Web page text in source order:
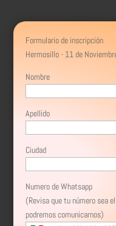
Formulario de inscripción
Hermosillo - 11 de
Nombre
Apellido
Ciudad
Numero de Whatsapp
(Revisa que tu número sea
podremos comunicarnos)